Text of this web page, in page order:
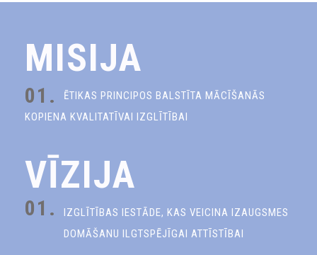
MISIJA
01.
ĒTIKAS PRINCIPOS BALSTĪTA MĀCĪŠANĀS
KOPIENA KVALITATĪVAI IZGLĪTĪBAI
VĪZIJA
01.
IZGLĪTĪBAS IESTĀDE, KAS VEICINA IZAUGSMES
DOMĀŠANU ILGTSPĒJĪGAI ATTĪSTĪBAI